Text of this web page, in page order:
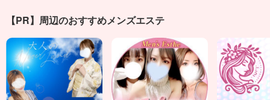
【PR】周辺のおすすめメンズエステ